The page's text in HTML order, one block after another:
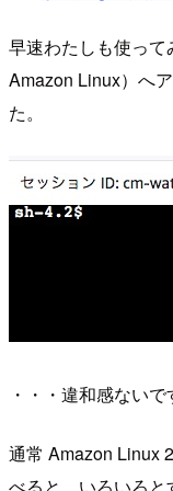
早速わたしも使っ
Amazon Linux）へ
た。
・・・違和感ないで
通常 Amazon Linux
べると、いろいろと